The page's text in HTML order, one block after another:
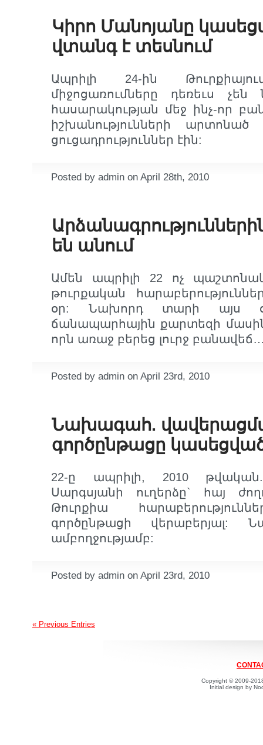
Կիրո Մանոյանը
վտանգ է տեսնում
Ապրիլի 24-ին
միջոցառումները դեռեւս
հասարակության մեջ ինչ-որ
իշխանությունների
ցուցադրություններ էին:
Posted by admin on April 28th, 2010
են անում
Ամեն ապրիլի 22 ոչ
թուրքական
օր: Նախորդ տարի այս
ճանապարհային քարտեզի
որն առաջ բերեց լուրջ
Posted by admin on April 23rd, 2010
Նախագահ.
գործընթացը
22-ը ապրիլի, 2010
Սարգսյանի ուղերձը` հայ
Թուրքիա
գործընթացի վերաբերյալ:
ամբողջությամբ:
Posted by admin on April 23rd, 2010
« Previous Entries
Copyright © 2009-
Initial design by